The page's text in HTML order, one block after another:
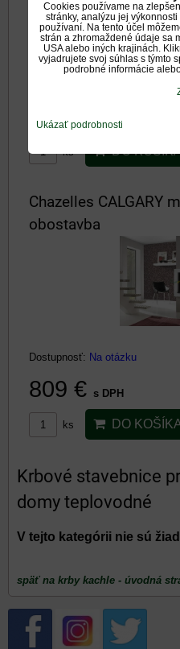
1916 €s DPH
ks DO
Chazelles CALGARY
obostavba
Dostupnosť: Na otázku
809 € s DPH
ks DO
Krbové stavebnice
domy teplovodné
späť na krby kachle - úvodná
Cookies používame na
stránky, analýzu jej
používaní. Na tento účel
strán a zhromaždené údaje sa
USA alebo iných krajinách.
vyjadrujete svoj súhlas s týmto
podrobné informácie
Ukázať podrobnosti